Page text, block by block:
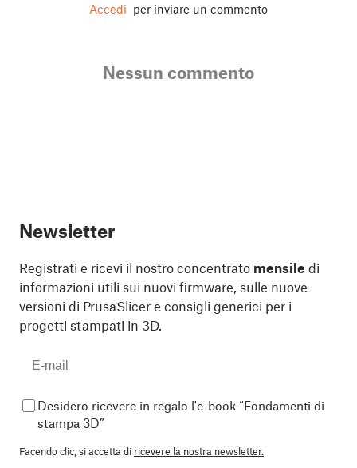
Accedi per inviare un commento
Nessun commento
Newsletter
Registrati e ricevi il nostro concentrato mensile di
informazioni utili sui nuovi firmware, sulle nuove
versioni di PrusaSlicer e consigli generici per i
progetti stampati in 3D.
Desidero ricevere in regalo l'e-book “Fondamenti di
stampa 3D”
Facendo clic, si accetta di ricevere la nostra newsletter.